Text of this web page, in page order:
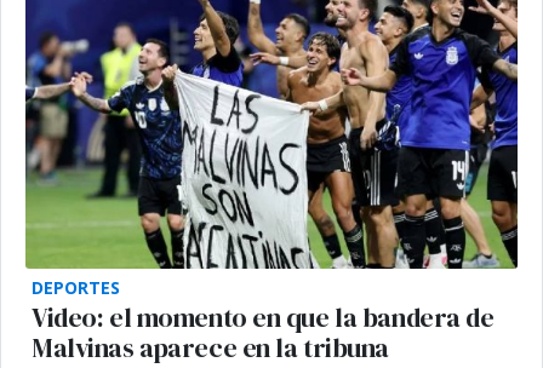
DEPORTES
Video: el momento en que la bandera de
Malvinas aparece en la tribuna